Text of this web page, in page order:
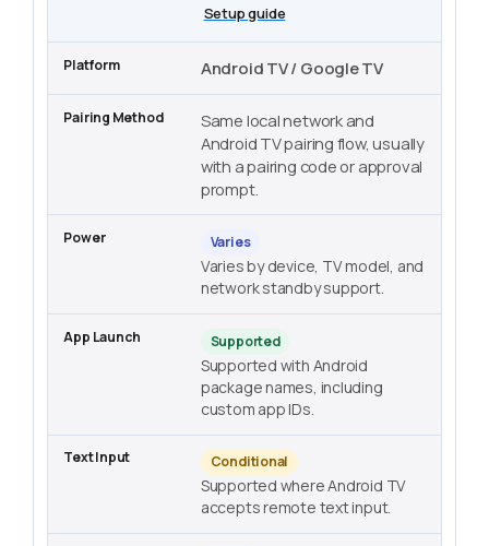
Setup guide
Android TV / Google TV
Same local network and
Android TV pairing flow, usually
with a pairing code or approval
prompt.
Varies
Varies by device, TV model, and
network standby support.
Supported
Supported with Android
package names, including
custom app IDs.
Conditional
Supported where Android TV
accepts remote text input.